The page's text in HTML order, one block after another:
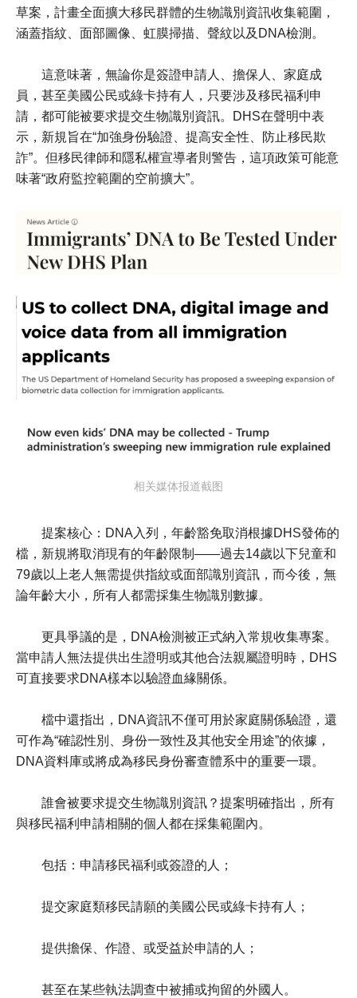
草案，計畫全面擴大移民群體的生物識別資訊收集範圍，
涵蓋指紋、面部圖像、虹膜掃描、聲紋以及DNA檢測。
這意味著，無論你是簽證申請人、擔保人、家庭成
員，甚至美國公民或綠卡持有人，只要涉及移民福利申
請，都可能被要求提交生物識別資訊。DHS在聲明中表
示，新規旨在“加強身份驗證、提高安全性、防止移民欺
詐”。但移民律師和隱私權宣導者則警告，這項政策可能意
味著“政府監控範圍的空前擴大”。
相关媒体报道截图
提案核心：DNA入列，年齡豁免取消根據DHS發佈的
檔，新規將取消現有的年齡限制——過去14歲以下兒童和
79歲以上老人無需提供指紋或面部識別資訊，而今後，無
論年齡大小，所有人都需採集生物識別數據。
更具爭議的是，DNA檢測被正式納入常規收集專案。
當申請人無法提供出生證明或其他合法親屬證明時，DHS
可直接要求DNA樣本以驗證血緣關係。
檔中還指出，DNA資訊不僅可用於家庭關係驗證，還
可作為“確認性別、身份一致性及其他安全用途”的依據，
DNA資料庫或將成為移民身份審查體系中的重要一環。
誰會被要求提交生物識別資訊？提案明確指出，所有
與移民福利申請相關的個人都在採集範圍內。
包括：申請移民福利或簽證的人；
提交家庭類移民請願的美國公民或綠卡持有人；
提供擔保、作證、或受益於申請的人；
甚至在某些執法調查中被捕或拘留的外國人。